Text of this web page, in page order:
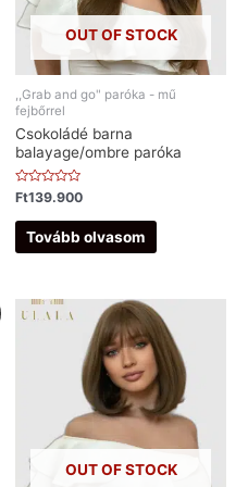
OUT OF STOCK
,,Grab and go" paróka - mű
fejbőrrel
Csokoládé barna
balayage/ombre paróka
Értékelés:
0
/
Ft139.900
Tovább olvasom
OUT OF STOCK